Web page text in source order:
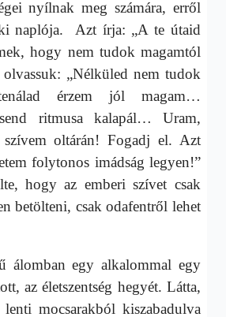
nyílnak meg számára, erről
naplója. Azt írja: „A te útaid
hogy nem tudok magamtól
„Nélküled nem tudok
érzem jól magam…
ritmusa kalapál… Uram,
szívem oltárán! Fogadj el. Azt
folytonos imádság legyen!”
hogy az emberi szívet csak
betölteni, csak odafentről lehet
álomban egy alkalommal egy
az életszentség hegyét. Látta,
mocsarakból kiszabadulva